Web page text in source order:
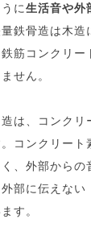
に生活音や外
鉄骨造は木造
筋コンクリー
せん。
は、コンクリ
コンクリート
、外部からの
部に伝えない
す。